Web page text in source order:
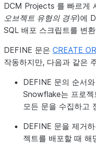
templating:
defaults :
wh_size: "SMALL"
DEV:
env_suffix:
"_DEV"
user:
wh_size :
"X-SMALL"
teams :
DCM Projects 를 빠르게
오브젝트 유형의 경우)에
SQL 배포 스크립트를 변
DEFINE 문은 CREATE
작동하지만, 다음과 같은
DEFINE 문의 순서
Snowflake는 프로젝
모든 문을 수집하고
DEFINE 문을 제거
젝트를 배포할 때 해